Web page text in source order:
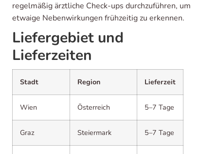
regelmäßig ärztliche Check-ups durchzuführen, um
etwaige Nebenwirkungen frühzeitig zu erkennen.
Liefergebiet und
Lieferzeiten
Stadt Region Lieferzeit
Wien Österreich 5–7 Tage
Graz Steiermark 5–7 Tage